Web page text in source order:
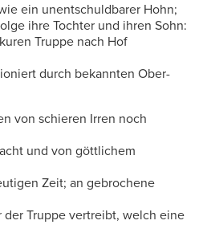
ein unentschuldbarer Hohn;
ihre Tochter und ihren Sohn:
Truppe nach Hof
durch bekannten Ober-
von schieren Irren noch
und von göttlichem
Zeit; an gebrochene
der Truppe vertreibt, welch eine